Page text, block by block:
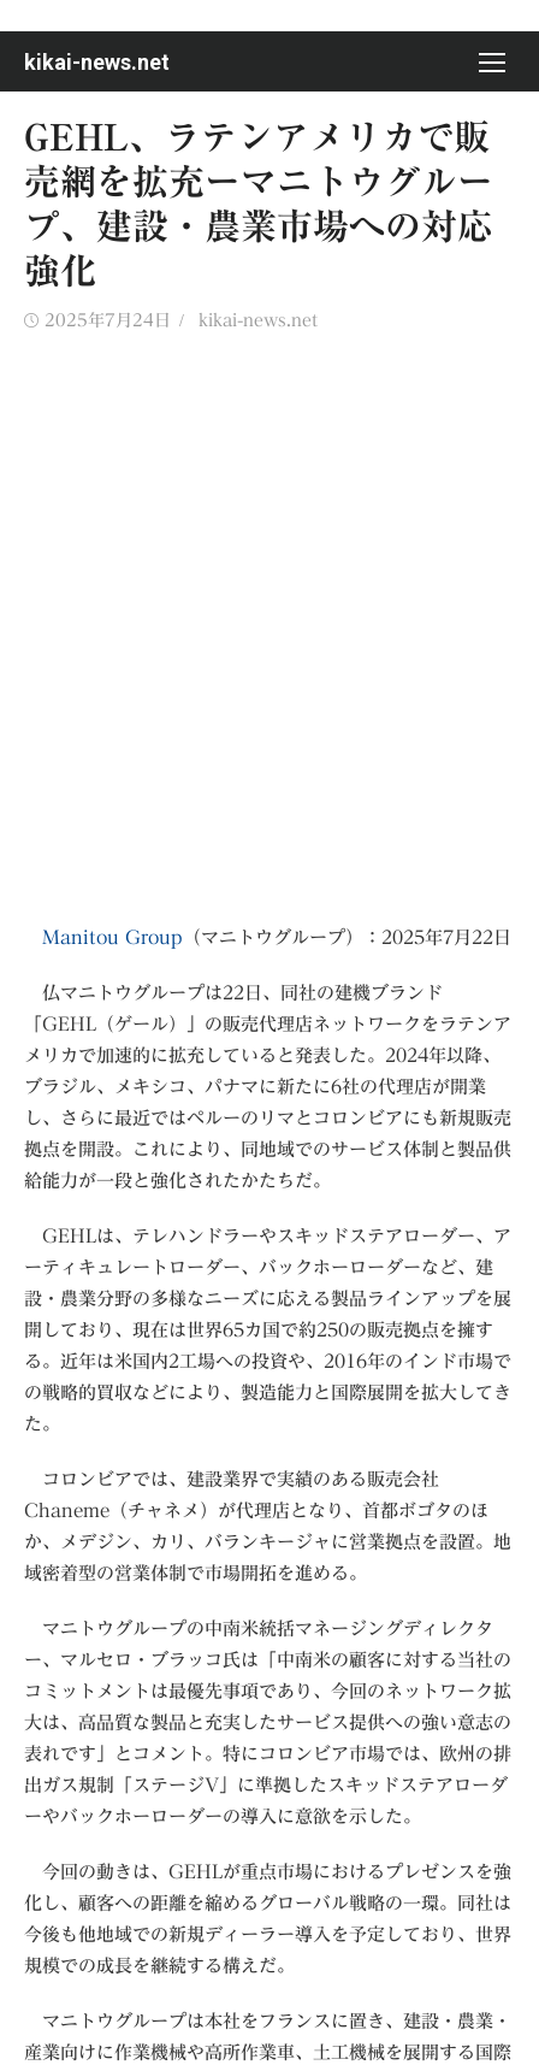
content
kikai-news.net
GEHL、ラテンアメリカで販
売網を拡充ーマニトウグルー
プ、建設・農業市場への対応
強化
Posted
2025年7月24日 Author
kikai-news.net
Manitou Group （マニトウグループ）：2025年7月22日
仏マニトウグループは22日、同社の建機ブランド
「GEHL（ゲール）」の販売代理店ネットワークをラテンア
メリカで加速的に拡充していると発表した。2024年以降、
ブラジル、メキシコ、パナマに新たに6社の代理店が開業
し、さらに最近ではペルーのリマとコロンビアにも新規販売
拠点を開設。これにより、同地域でのサービス体制と製品供
給能力が一段と強化されたかたちだ。
GEHLは、テレハンドラーやスキッドステアローダー、ア
ーティキュレートローダー、バックホーローダーなど、建
設・農業分野の多様なニーズに応える製品ラインアップを展
開しており、現在は世界65カ国で約250の販売拠点を擁す
る。近年は米国内2工場への投資や、2016年のインド市場で
の戦略的買収などにより、製造能力と国際展開を拡大してき
た。
コロンビアでは、建設業界で実績のある販売会社
Chaneme（チャネメ）が代理店となり、首都ボゴタのほ
か、メデジン、カリ、バランキージャに営業拠点を設置。地
域密着型の営業体制で市場開拓を進める。
マニトウグループの中南米統括マネージングディレクタ
ー、マルセロ・ブラッコ氏は「中南米の顧客に対する当社の
コミットメントは最優先事項であり、今回のネットワーク拡
大は、高品質な製品と充実したサービス提供への強い意志の
表れです」とコメント。特にコロンビア市場では、欧州の排
出ガス規制「ステージV」に準拠したスキッドステアローダ
ーやバックホーローダーの導入に意欲を示した。
今回の動きは、GEHLが重点市場におけるプレゼンスを強
化し、顧客への距離を縮めるグローバル戦略の一環。同社は
今後も他地域での新規ディーラー導入を予定しており、世界
規模での成長を継続する構えだ。
マニトウグループは本社をフランスに置き、建設・農業・
産業向けに作業機械や高所作業車、土工機械を展開する国際